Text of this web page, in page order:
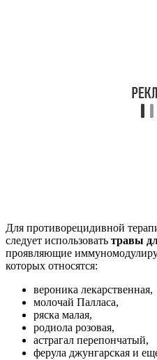
Для противорецидивной
следует использовать травы
проявляющие
которых относятся:
вероника лекарственная,
молочай Палласа,
ряска малая,
родиола розовая,
астрагал перепончатый,
ферула джунгарская и